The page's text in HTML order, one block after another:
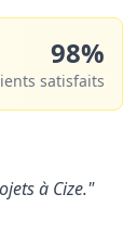
98%
satisfaits
à Cize."